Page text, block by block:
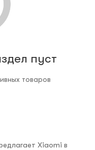
пуст
товаров
Xiaomi в